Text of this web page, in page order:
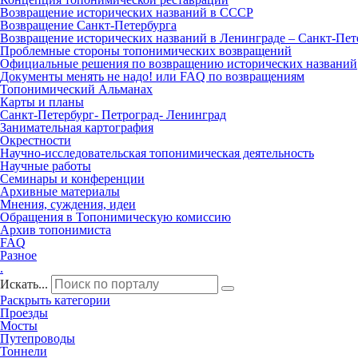
Возвращение исторических названий в СССР
Возвращение Санкт‑Петербурга
Возвращение исторических названий в Ленинграде –
Проблемные стороны топонимических возвращений
Официальные решения по возвращению исторических названий
Документы менять не надо! или FAQ по возвращениям
Топонимический Альманах
Карты и планы
Санкт‑Петербург‑ Петроград‑ Ленинград
Занимательная картография
Окрестности
Научно‑исследовательская топонимическая деятельность
Научные работы
Семинары и конференции
Архивные материалы
Мнения, суждения, идеи
Обращения в Топонимическую комиссию
Архив топонимиста
FAQ
Разное
.
Искать...
Раскрыть категории
Проезды
Мосты
Путепроводы
Тоннели